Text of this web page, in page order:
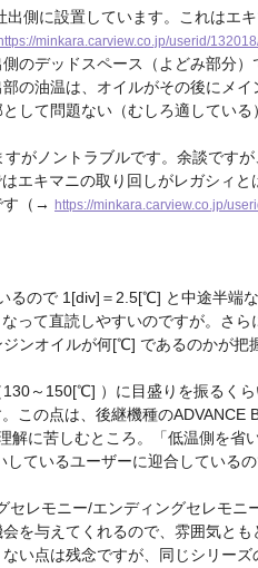
側に設置しています。これはエ
minkara.carview.co.jp/userid/
のデッドスペース（よどみ部分）
の油温は、オイルがその後にメ
して問題ない（むしろ適している
がノントラブルです。余談です
エキマニの取り回しがレガシィと
す（→
https://minkara.carview.co.jp/
るので 1[div]＝2.5[℃] と中途半端
って直読しやすいのですが。さ
ンオイルが何[℃] であるのかが把
～150[℃] ）に目盛りを振るく
この点は、後継機種のADVANCE
解に苦しむところ。「低温側を省
ているユーザーに迎合しているの
レモニー/エンディングセレモニ
を与えてくれるので、雰囲気とも
い点は残念ですが、同じシリーズ